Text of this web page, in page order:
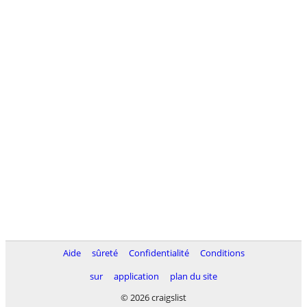
Aide sûreté Confidentialité
Conditions
sur
application
plan du site
© 2026 craigslist